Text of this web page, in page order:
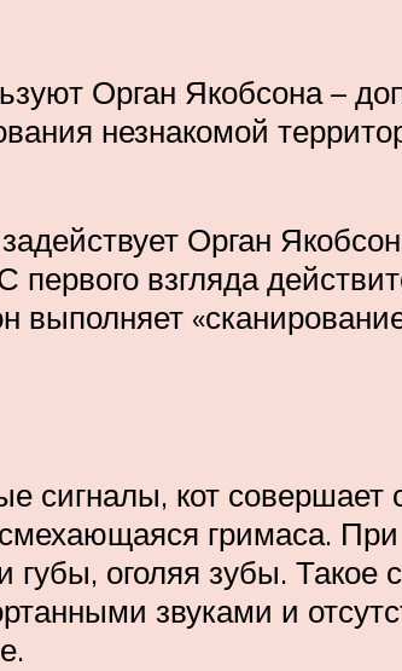
Орган Якобсона –
незнакомой
Орган
взгляда
выполняет
сигналы, кот совершает
гримаса. При
губы, оголяя зубы. Такое
звуками и